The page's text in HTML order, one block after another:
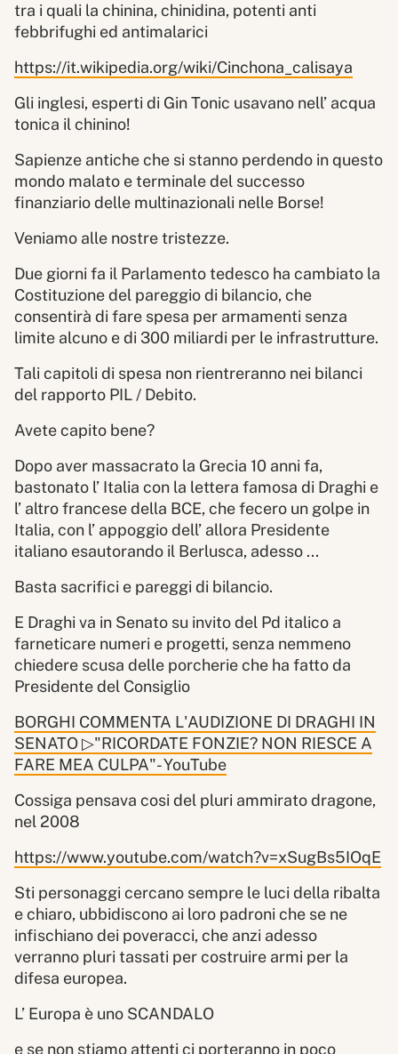
tra i quali la chinina, chinidina, potenti anti
febbrifughi ed antimalarici
https://it.wikipedia.org/wiki/Cinchona_calisaya
Gli inglesi, esperti di Gin Tonic usavano nell’ acqua
tonica il chinino!
Sapienze antiche che si stanno perdendo in questo
mondo malato e terminale del successo
finanziario delle multinazionali nelle Borse!
Veniamo alle nostre tristezze.
Due giorni fa il Parlamento tedesco ha cambiato la
Costituzione del pareggio di bilancio, che
consentirà di fare spesa per armamenti senza
limite alcuno e di 300 miliardi per le infrastrutture.
Tali capitoli di spesa non rientreranno nei bilanci
del rapporto PIL / Debito.
Avete capito bene?
Dopo aver massacrato la Grecia 10 anni fa,
bastonato l’ Italia con la lettera famosa di Draghi e
l’ altro francese della BCE, che fecero un golpe in
Italia, con l’ appoggio dell’ allora Presidente
italiano esautorando il Berlusca, adesso ...
Basta sacrifici e pareggi di bilancio.
E Draghi va in Senato su invito del Pd italico a
farneticare numeri e progetti, senza nemmeno
chiedere scusa delle porcherie che ha fatto da
Presidente del Consiglio
BORGHI COMMENTA L'AUDIZIONE DI DRAGHI IN
SENATO ▷"RICORDATE FONZIE? NON RIESCE A
FARE MEA CULPA"- YouTube
Cossiga pensava cosi del pluri ammirato dragone,
nel 2008
https://www.youtube.com/watch?v=xSugBs5IOqE
Sti personaggi cercano sempre le luci della ribalta
e chiaro, ubbidiscono ai loro padroni che se ne
infischiano dei poveracci, che anzi adesso
verranno pluri tassati per costruire armi per la
difesa europea.
L’ Europa è uno SCANDALO
e se non stiamo attenti ci porteranno in poco